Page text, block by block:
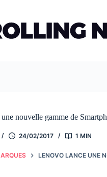
nouvelle gamme de
24/02/2017 1 MIN
LENOVO LANCE UNE